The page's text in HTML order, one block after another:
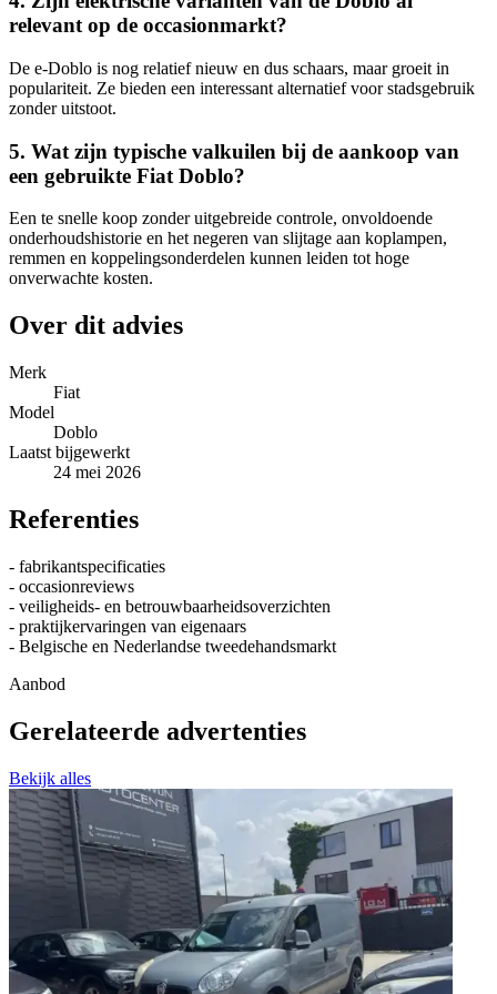
relevant op de occasionmarkt?
De e-Doblo is nog relatief nieuw en dus schaars, maar groeit in
populariteit. Ze bieden een interessant alternatief voor stadsgebruik
zonder uitstoot.
5. Wat zijn typische valkuilen bij de aankoop van
een gebruikte Fiat Doblo?
Een te snelle koop zonder uitgebreide controle, onvoldoende
onderhoudshistorie en het negeren van slijtage aan koplampen,
remmen en koppelingsonderdelen kunnen leiden tot hoge
onverwachte kosten.
Over dit advies
Merk
Fiat
Model
Doblo
Laatst bijgewerkt
24 mei 2026
Referenties
- fabrikantspecificaties
- occasionreviews
- veiligheids- en betrouwbaarheidsoverzichten
- praktijkervaringen van eigenaars
- Belgische en Nederlandse tweedehandsmarkt
Aanbod
Gerelateerde advertenties
Bekijk alles